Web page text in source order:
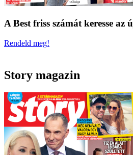
A Best friss számát keresse az
Rendeld meg!
Story magazin